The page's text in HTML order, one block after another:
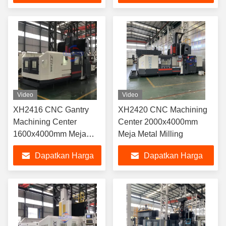
Video
XH2416 CNC Gantry
Machining Center
1600x4000mm Meja
10000kg Beban
Dapatkan Harga
Video
XH2420 CNC Machining
Center 2000x4000mm
Meja Metal Milling
Dapatkan Harga